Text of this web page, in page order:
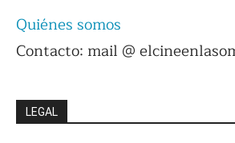
Quiénes somos
Contacto: mail @
LEGAL